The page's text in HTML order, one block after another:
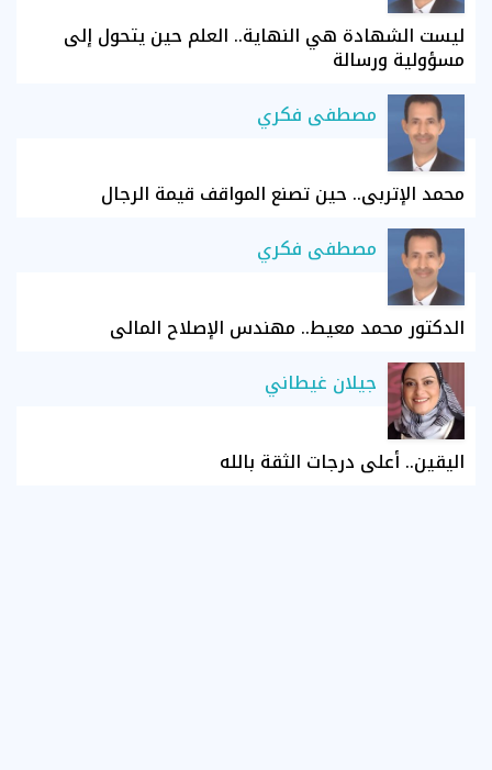
ليست الشهادة هي النهاية.. العلم حين يتحول إلى
مسؤولية ورسالة
مصطفى فكري
محمد الإتربي.. حين تصنع المواقف قيمة الرجال
مصطفى فكري
الدكتور محمد معيط.. مهندس الإصلاح المالي
جيلان غيطاني
اليقين.. أعلى درجات الثقة بالله